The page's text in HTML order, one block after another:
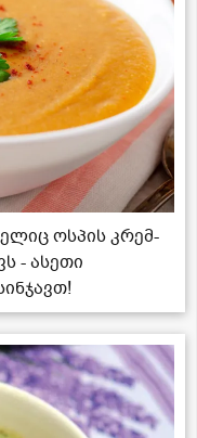
ოსპის კრემ-
- ასეთი